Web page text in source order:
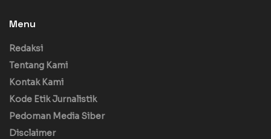
Menu
Redaksi
Tentang Kami
Kontak Kami
Kode Etik Jurnalistik
Pedoman Media Siber
Disclaimer